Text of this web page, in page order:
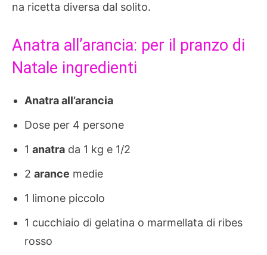
na ricetta diversa dal solito.
Anatra all’arancia: per il pranzo di
Natale ingredienti
Anatra all’arancia
Dose per 4 persone
1 anatra da 1 kg e 1/2
2 arance medie
1 limone piccolo
1 cucchiaio di gelatina o marmellata di ribes
rosso